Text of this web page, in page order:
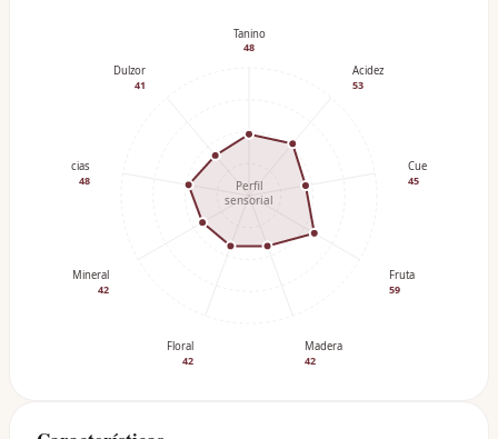
Tanino
48
Acidez
53
Cuerpo
45
Fruta
59
Madera
42
Floral
42
Mineral
42
Especias
48
Dulzor
41
Perfil
sensorial